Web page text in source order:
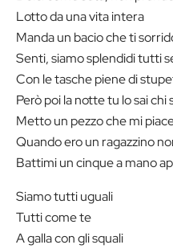
Lotto da una vita intera
Manda un bacio che ti
Senti, siamo splendidi tutti
Con le tasche piene di
Però poi la notte tu lo sai
Metto un pezzo che mi
Quando ero un ragazzino
Battimi un cinque a mano
Siamo tutti uguali
Tutti come te
A galla con gli squali